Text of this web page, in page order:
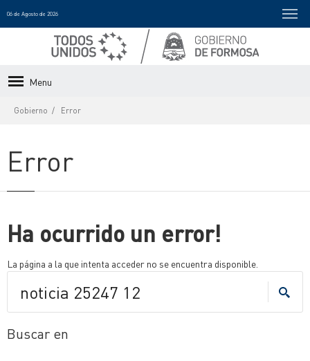
06 de Agosto de 2026
Menu
Gobierno Error
Error
Ha ocurrido un error!
La página a la que intenta acceder no se encuentra disponible.
Buscar en